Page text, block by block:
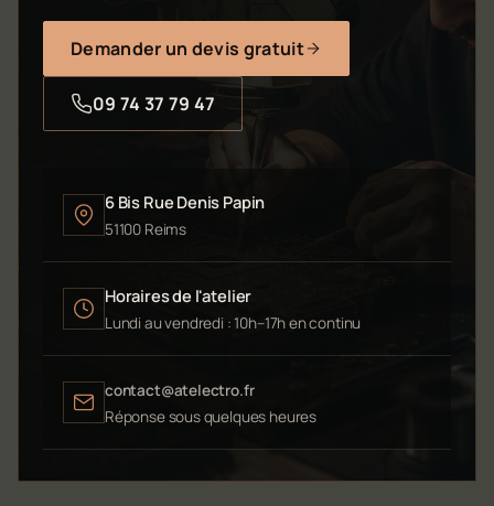
Demander un devis gratuit
09 74 37 79 47
6 Bis Rue Denis Papin
51100 Reims
Horaires de l'atelier
Lundi au vendredi : 10h–17h en continu
contact@atelectro.fr
Réponse sous quelques heures